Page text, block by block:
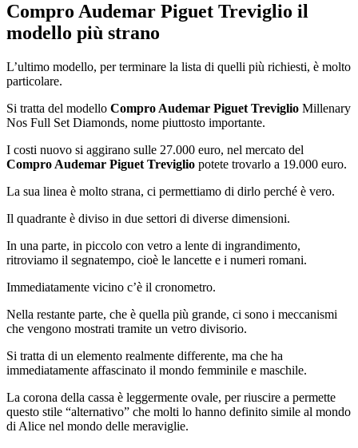
Compro Audemar Piguet Treviglio il
modello più strano
L’ultimo modello, per terminare la lista di quelli più richiesti, è molto
particolare.
Si tratta del modello Compro Audemar Piguet Treviglio Millenary
Nos Full Set Diamonds, nome piuttosto importante.
I costi nuovo si aggirano sulle 27.000 euro, nel mercato del
Compro Audemar Piguet Treviglio potete trovarlo a 19.000 euro.
La sua linea è molto strana, ci permettiamo di dirlo perché è vero.
Il quadrante è diviso in due settori di diverse dimensioni.
In una parte, in piccolo con vetro a lente di ingrandimento,
ritroviamo il segnatempo, cioè le lancette e i numeri romani.
Immediatamente vicino c’è il cronometro.
Nella restante parte, che è quella più grande, ci sono i meccanismi
che vengono mostrati tramite un vetro divisorio.
Si tratta di un elemento realmente differente, ma che ha
immediatamente affascinato il mondo femminile e maschile.
La corona della cassa è leggermente ovale, per riuscire a permette
questo stile “alternativo” che molti lo hanno definito simile al mondo
di Alice nel mondo delle meraviglie.